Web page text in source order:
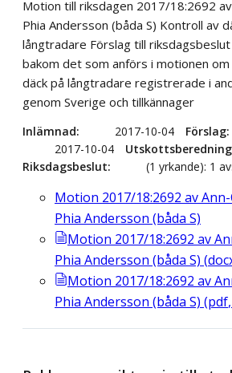
Motion till riksdagen 2017/18:2692
Phia Andersson (båda S) Kontroll av
långtradare Förslag till
bakom det som anförs i motionen
däck på långtradare registrerade i
genom Sverige och tillkännager
Inlämnad 2017-10-04 Förslag
2017-10-04
Utskottsberedning
Riksdagsbeslut
(1 yrkande): 1
Motion 2017/18:2692 av
Phia Andersson (båda S)
Motion 2017/18:2692 av
Phia Andersson (båda S) (
Motion 2017/18:2692 av
Phia Andersson (båda S) (pdf,